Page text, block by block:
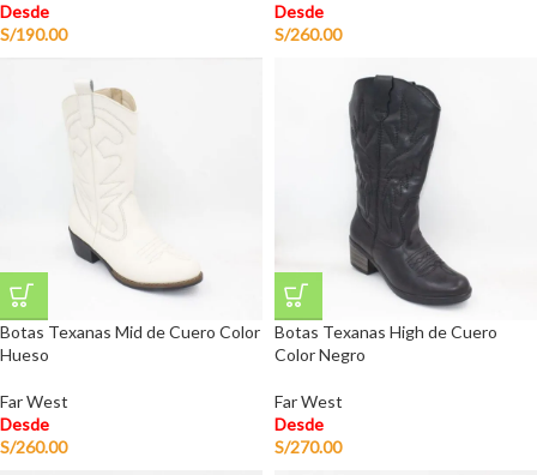
Desde
S/190.00
Desde
S/260.00
Botas Texanas Mid de Cuero Color
Hueso
Far West
Desde
S/260.00
Botas Texanas High de Cuero
Color Negro
Far West
Desde
S/270.00